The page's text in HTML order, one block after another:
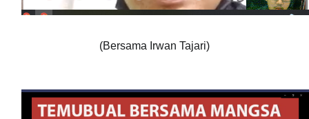
(Bersama Irwan Tajari)